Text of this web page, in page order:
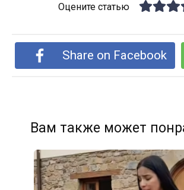
Оцените статью
Share on Facebook
Вам также может